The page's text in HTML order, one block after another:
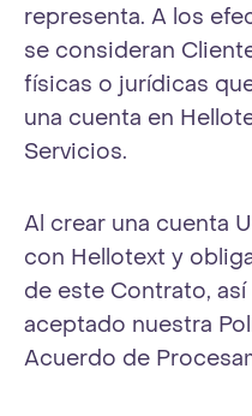
representa. A los
se consideran
físicas o jurídicas
una cuenta en
Servicios.
Al crear una cuenta
con Hellotext y
de este Contrato,
aceptado nuestra
Acuerdo de